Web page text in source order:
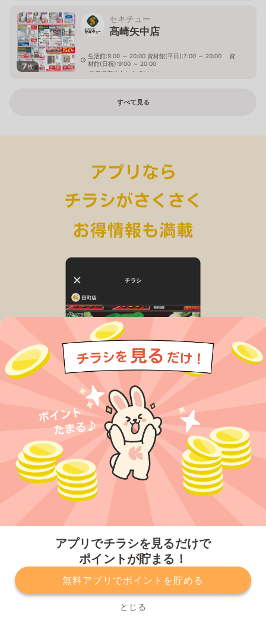
アプリでチラシを見るだけで
ポイントが貯まる！
無料アプリでポイントを貯める
とじる
7枚
セキチュー
高崎矢中店
生活館:9:00 ～ 20:00 資材館(平日):7:00 ～ 20:00 資
材館(日祝):9:00 ～ 20:00
群馬県高崎市矢中町634-1
すべて見る
プライバシーポリシー 利用規約
運営会社
サービスに関してのお問い合わせ